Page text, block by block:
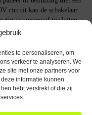
te personaliseren, om
verkeer te analyseren. We
site met onze partners voor
informatie kunnen
hebt verstrekt of die zij
circuit kan de schakelaar
te openen of te sluiten.
ingeschakeld.